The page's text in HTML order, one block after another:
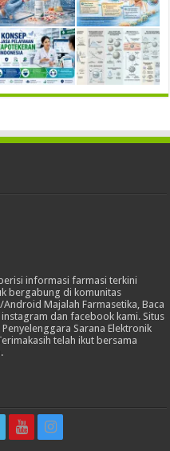
informasi farmasi terkini
bergabung di komunitas
Majalah Farmasetika, Baca
dan facebook kami. Situs
Sarana Elektronik
telah ikut bersama